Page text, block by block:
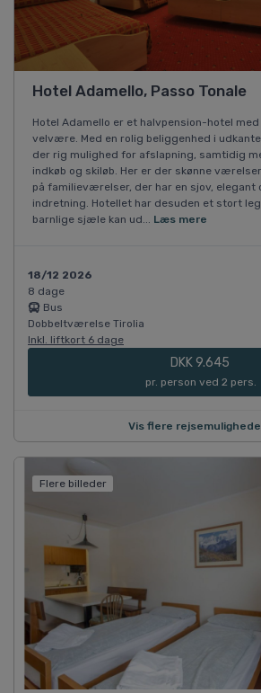
Hotel Adamello, Passo Tonale
Hotel Adamello er et halvpension-hotel
velvære. Med en rolig beliggenhed i
der rig mulighed for afslapning, samtidig
indkøb og skiløb. Her er der skønne
på familieværelser, der har en sjov, elegant
indretning. Hotellet har desuden et stort
barnlige sjæle kan ud... Læs mere
18/12 2026
8 dage
Bus
Dobbeltværelse Tirolia
Inkl. liftkort 6 dage
DKK 9.645
pr. person ved 2 pers.
Vis flere
Flere billeder